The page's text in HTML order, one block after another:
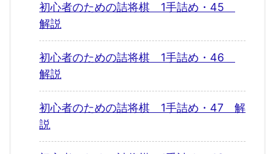
初心者のための詰将棋 1手詰め・45
解説
初心者のための詰将棋 1手詰め・46
解説
初心者のための詰将棋 1手詰め・47 解
説